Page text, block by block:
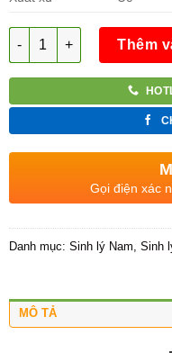
Số lượng
Thêm
Gọi điện xác
Danh mục: Sinh lý Nam Sinh
MÔ TẢ